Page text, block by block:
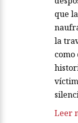
que
la
como
Leer